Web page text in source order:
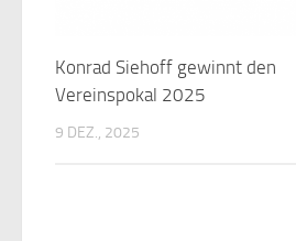
Konrad Siehoff gewinnt den
Vereinspokal 2025
9 DEZ., 2025